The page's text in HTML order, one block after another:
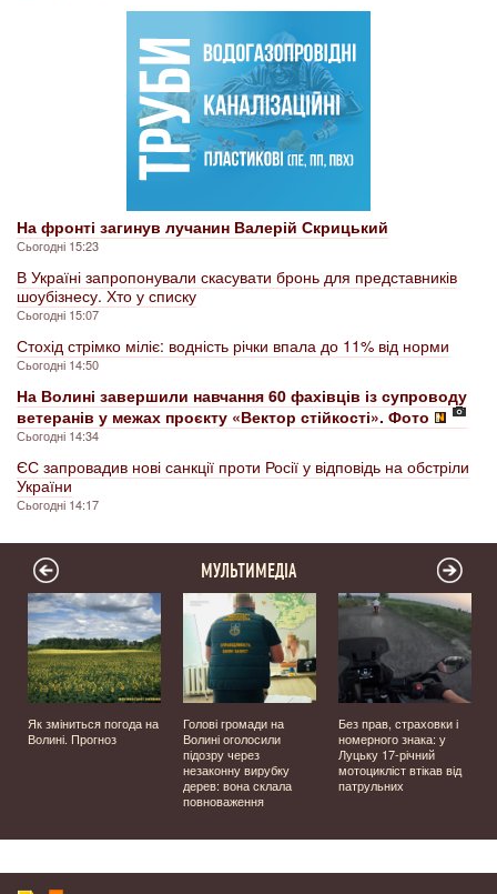
На фронті загинув лучанин Валерій Скрицький
Сьогодні 15:23
В Україні запропонували скасувати бронь для представників
шоубізнесу. Хто у списку
Сьогодні 15:07
Стохід стрімко міліє: водність річки впала до 11% від норми
Сьогодні 14:50
На Волині завершили навчання 60 фахівців із супроводу
ветеранів у межах проєкту «Вектор стійкості». Фото
Сьогодні 14:34
ЄС запровадив нові санкції проти Росії у відповідь на обстріли
України
Сьогодні 14:17
МУЛЬТИМЕДІА
Як зміниться погода на
Волині. Прогноз
Голові громади на
Волині оголосили
підозру через
незаконну вирубку
дерев: вона склала
повноваження
Без прав, страховки і
номерного знака: у
Луцьку 17-річний
мотоцикліст втікав від
патрульних